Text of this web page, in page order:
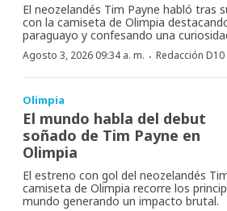
El neozelandés Tim Payne habló tras
con la camiseta de Olimpia
paraguayo y confesando una
Agosto 3, 2026 09:34 a. m. · Redacción D10
Olimpia
El mundo habla del debut
soñado de Tim Payne en
Olimpia
El estreno con gol del neozelandés
camiseta de Olimpia recorre los
mundo generando un impacto brutal.